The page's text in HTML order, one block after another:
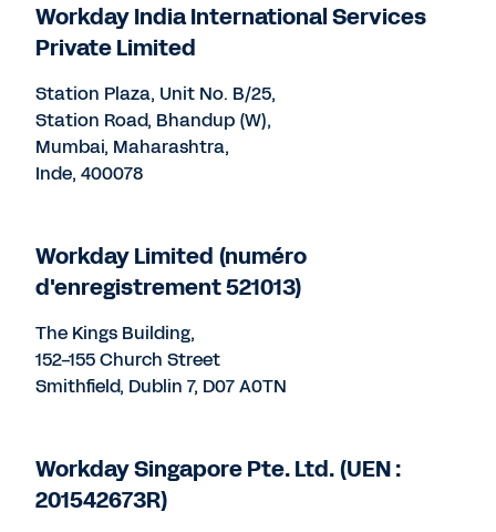
Workday India International Services
Private Limited
Station Plaza, Unit No. B/25,
Station Road, Bhandup (W),
Mumbai, Maharashtra,
Inde, 400078
Workday Limited (numéro
d'enregistrement 521013)
The Kings Building,
152-155 Church Street
Smithfield, Dublin 7, D07 A0TN
Workday Singapore Pte. Ltd. (UEN :
201542673R)